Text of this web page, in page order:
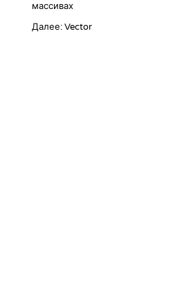
массивах
Далее: Vector